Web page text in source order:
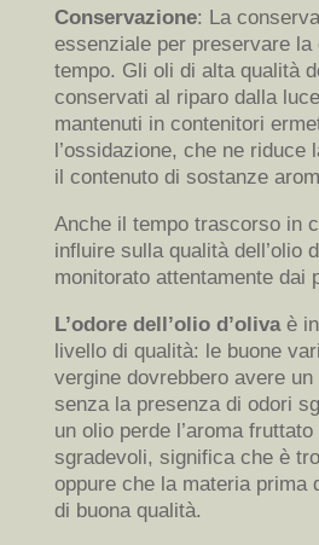
Conservazione: La
essenziale per preservare la
tempo. Gli oli di alta qualità
conservati al riparo dalla
mantenuti in contenitori
l’ossidazione, che ne riduce
il contenuto di sostanze
Anche il tempo trascorso in
influire sulla qualità dell’olio
monitorato attentamente dai
L’odore dell’olio d’olivaè
livello di qualità: le buone
vergine dovrebbero avere
senza la presenza di odori
un olio perde l’aroma
sgradevoli, significa che è
oppure che la materia prima
di buona qualità.